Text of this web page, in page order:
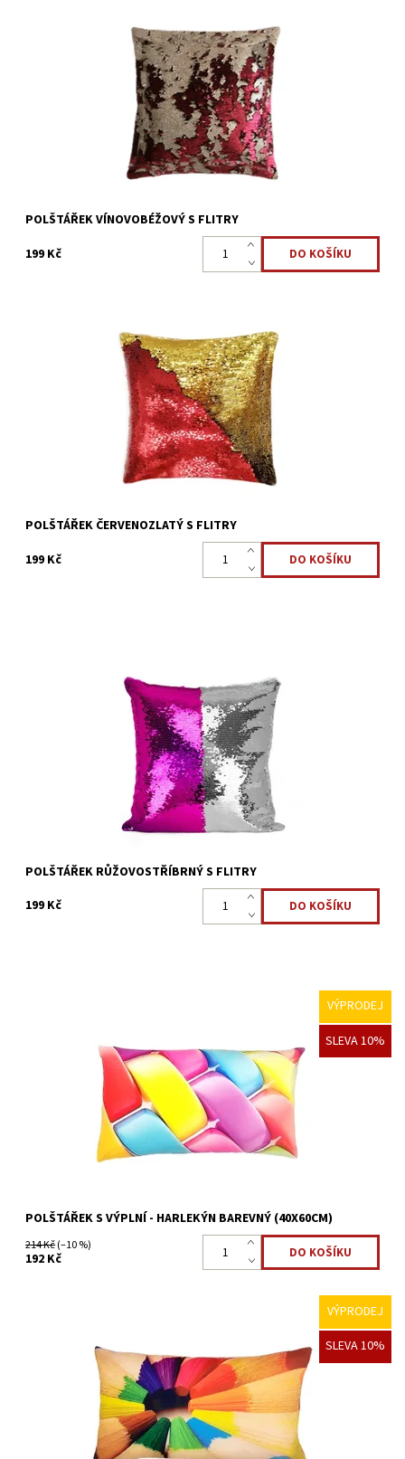
Polštářek s flitry, které po projetí rukou mění vzhled. Vínovou
barvu můžete změnit na měděnou nebo třeba napsat vzkaz.
Skladem >5 ks
22323915
POLŠTÁŘEK VÍNOVOBÉŽOVÝ S FLITRY
199 Kč
Polštářek s flitry, které po projetí rukou mění vzhled. Červenou
barvu můžete změnit na zlatou nebo třeba napsat vzkaz.
Skladem >5 ks
22323914
POLŠTÁŘEK ČERVENOZLATÝ S FLITRY
199 Kč
Polštářek s flitry, které po projetí rukou mění vzhled. Růžovou
barvu můžete změnit na stříbrnou nebo třeba napsat vzkaz.
Skladem >5 ks
22323913
POLŠTÁŘEK RŮŽOVOSTŘÍBRNÝ S FLITRY
199 Kč
VÝPRODEJ
SLEVA 10%
Dekorační polštář s kvalitním foto potiskem perfektně doplní
každý interiér. Polštář bude dělat příjemnou atmosféru nejen při
čtení, poslouchání hudby a lenošení, ale i na...
Skladem >5 ks
22323911
POLŠTÁŘEK S VÝPLNÍ - HARLEKÝN BAREVNÝ (40X60CM)
214 Kč(–10 %)
192 Kč
VÝPRODEJ
SLEVA 10%
Dekorační polštář s kvalitním foto potiskem perfektně doplní
každý interiér. Polštář bude dělat příjemnou atmosféru nejen při
čtení, poslouchání hudby a lenošení, ale i na...
Skladem >5 ks
22323907